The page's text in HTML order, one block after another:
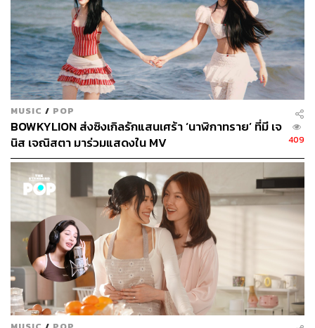
MUSIC / POP
BOWKYLION ส่งซิงเกิลรักแสนเศร้า ‘นาฬิกาทราย’ ที่มี เจ
นิส เจณิสตา มาร่วมแสดงใน MV
409